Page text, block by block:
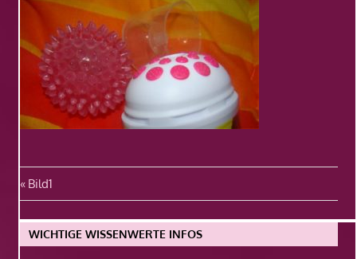
Beitragsnavigation
Vorheriger
Beitrag:
Bild1
WICHTIGE WISSENWERTE INFOS